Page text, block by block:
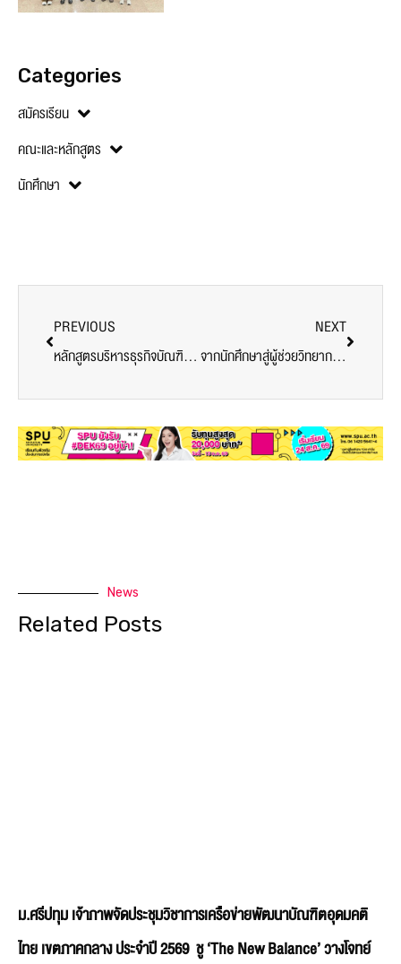
Categories
สมัครเรียน
คณะและหลักสูตร
นักศึกษา
PREVIOUS
หลักสูตรบริหารธุรกิจบัณฑิต สาขาการจัดการโลจิสติกส์และโซ่อุปทาน SPU คว้าประกาศเกียรติคุณ ‘หลักสูตรต้นแบบบัณฑิตพันธุ์ใหม่’ ปี 2568
NEXT
จากนักศึกษาสู่ผู้ช่วยวิทยากร: เมื่อ ‘โอกาส’ คือห้องเรียนที่ดีที่สุดของเด็กวิศวะ SPU
News
Related Posts
ม.ศรีปทุม เจ้าภาพจัดประชุมวิชาการเครือข่ายพัฒนาบัณฑิตอุดมคติ
ไทย เขตภาคกลาง ประจำปี 2569 ชู ‘The New Balance’ วางโจทย์